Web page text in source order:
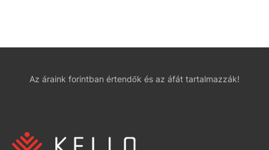
Az áraink forintban értendők és az áfát tartalmazzák!